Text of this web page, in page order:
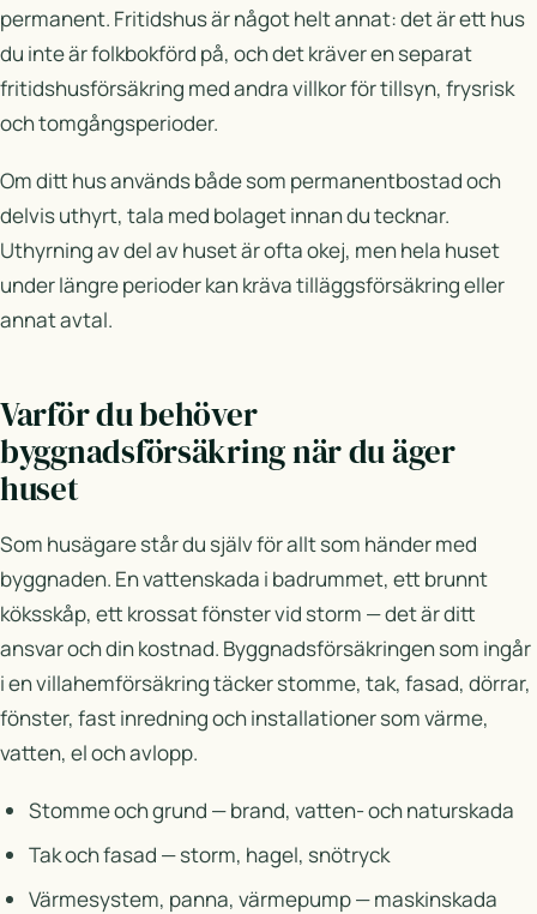
permanent. Fritidshus är något helt annat: det är ett hus
du inte är folkbokförd på, och det kräver en separat
fritidshusförsäkring med andra villkor för tillsyn, frysrisk
och tomgångsperioder.
Om ditt hus används både som permanentbostad och
delvis uthyrt, tala med bolaget innan du tecknar.
Uthyrning av del av huset är ofta okej, men hela huset
under längre perioder kan kräva tilläggsförsäkring eller
annat avtal.
Varför du behöver
byggnadsförsäkring när du äger
huset
Som husägare står du själv för allt som händer med
byggnaden. En vattenskada i badrummet, ett brunnt
köksskåp, ett krossat fönster vid storm — det är ditt
ansvar och din kostnad. Byggnadsförsäkringen som ingår
i en villahemförsäkring täcker stomme, tak, fasad, dörrar,
fönster, fast inredning och installationer som värme,
vatten, el och avlopp.
Stomme och grund — brand, vatten- och naturskada
Tak och fasad — storm, hagel, snötryck
Värmesystem, panna, värmepump — maskinskada